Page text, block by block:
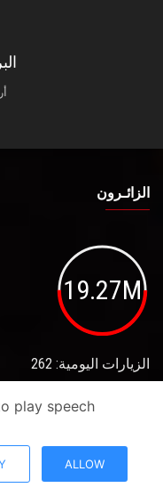
الزائـرون
19.27M
الزيارات اليومية: 262
خريطة الموقع
play speech
ALLOW